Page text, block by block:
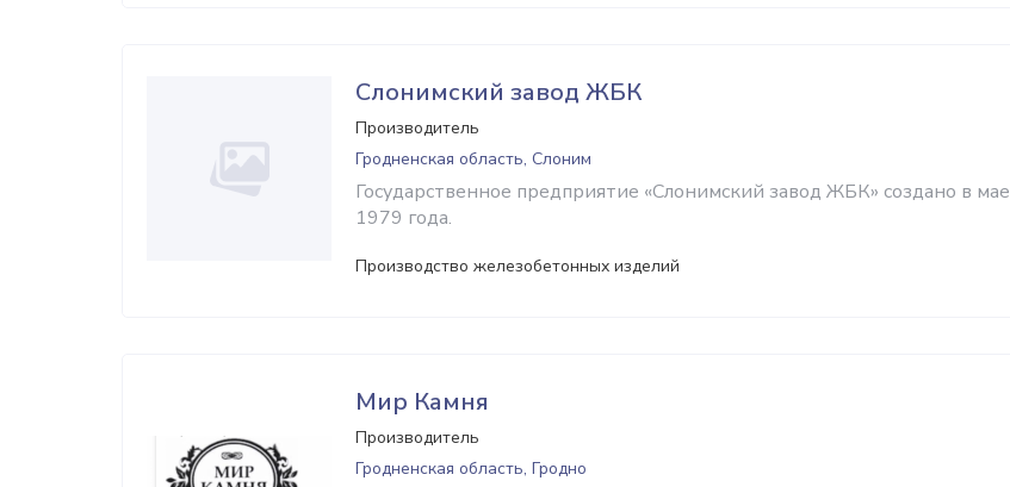
Слонимский завод ЖБК
Производитель
Гродненская область, Слоним
Государственное предприятие «Слонимский завод ЖБК» создано в мае
1979 года.
Производство железобетонных изделий
Мир Камня
Производитель
Гродненская область, Гродно